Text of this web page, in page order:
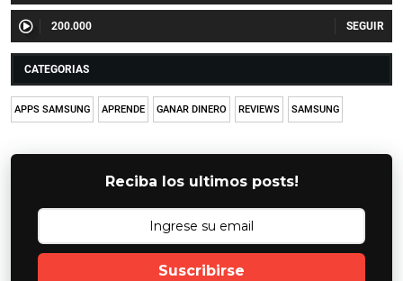
200.000
CATEGORIAS
APPS SAMSUNG APRENDE GANAR DINERO REVIEWS SAMSUNG
Reciba los ultimos posts!
Suscribirse